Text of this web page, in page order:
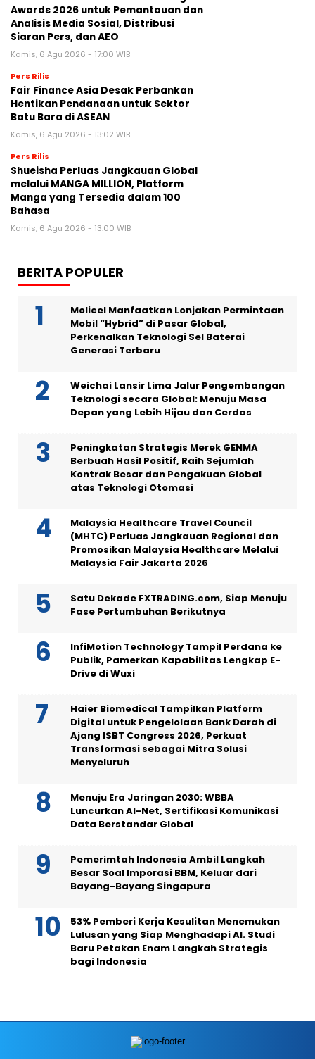
Awards 2026 untuk Pemantauan dan
Analisis Media Sosial, Distribusi
Siaran Pers, dan AEO
Kamis, 6 Agu 2026 - 17:00 WIB
Pers Rilis
Fair Finance Asia Desak Perbankan
Hentikan Pendanaan untuk Sektor
Batu Bara di ASEAN
Kamis, 6 Agu 2026 - 13:02 WIB
Pers Rilis
Shueisha Perluas Jangkauan Global
melalui MANGA MILLION, Platform
Manga yang Tersedia dalam 100
Bahasa
Kamis, 6 Agu 2026 - 13:00 WIB
BERITA POPULER
Molicel Manfaatkan Lonjakan Permintaan
Mobil “Hybrid” di Pasar Global,
Perkenalkan Teknologi Sel Baterai
Generasi Terbaru
Weichai Lansir Lima Jalur Pengembangan
Teknologi secara Global: Menuju Masa
Depan yang Lebih Hijau dan Cerdas
Peningkatan Strategis Merek GENMA
Berbuah Hasil Positif, Raih Sejumlah
Kontrak Besar dan Pengakuan Global
atas Teknologi Otomasi
Malaysia Healthcare Travel Council
(MHTC) Perluas Jangkauan Regional dan
Promosikan Malaysia Healthcare Melalui
Malaysia Fair Jakarta 2026
Satu Dekade FXTRADING.com, Siap Menuju
Fase Pertumbuhan Berikutnya
InfiMotion Technology Tampil Perdana ke
Publik, Pamerkan Kapabilitas Lengkap E-
Drive di Wuxi
Haier Biomedical Tampilkan Platform
Digital untuk Pengelolaan Bank Darah di
Ajang ISBT Congress 2026, Perkuat
Transformasi sebagai Mitra Solusi
Menyeluruh
Menuju Era Jaringan 2030: WBBA
Luncurkan AI-Net, Sertifikasi Komunikasi
Data Berstandar Global
Pemerimtah Indonesia Ambil Langkah
Besar Soal Imporasi BBM, Keluar dari
Bayang-Bayang Singapura
53% Pemberi Kerja Kesulitan Menemukan
Lulusan yang Siap Menghadapi AI. Studi
Baru Petakan Enam Langkah Strategis
bagi Indonesia